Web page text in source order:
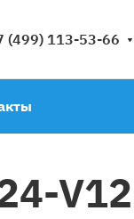
(499) 113-53-66
V12